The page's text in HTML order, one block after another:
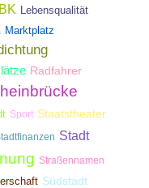
Lebensqualität
Marktplatz
Radfahrer
Sport Staatstheater
Stadt
Straßennamen
Südstadt